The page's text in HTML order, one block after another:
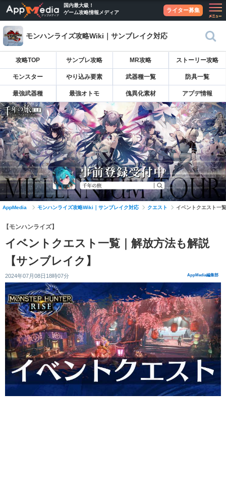
国内最大級！
ゲーム攻略情報メディア
ライター募集
モンハンライズ攻略Wiki｜サンブレイク対応
攻略TOP サンブレ攻略 MR攻略 ストーリー攻略
モンスター やり込み要素 武器種一覧 防具一覧
最強武器種 最強オトモ 傀異化素材 アプデ情報
AppMedia モンハンライズ攻略Wiki｜サンブレイク対応 クエスト イベントクエスト一覧
【モンハンライズ】
イベントクエスト一覧｜解放方法も解説
【サンブレイク】
2024年07月08日18時07分 AppMedia編集部